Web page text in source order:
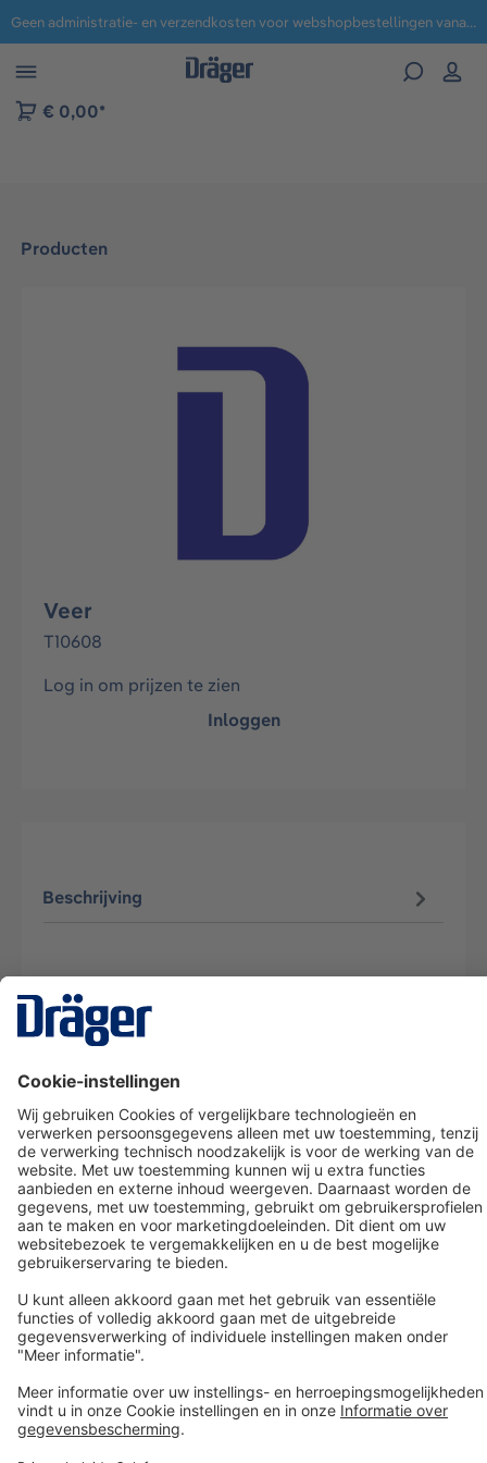
naar navigatie B2B-platform Geen administratie- en verzendkosten voor webshopbestellingen vanaf € 100,-.
€ 0,00*
Producten
Afbeeldingengalerij overslaan
Veer
T10608
Log in om prijzen te zien
Inloggen
Beschrijving
Dräger klantenservice
Over Dräger
Bestellen in onze webshop
Community